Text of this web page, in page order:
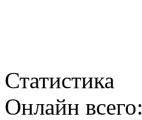
Статистика
Онлайн всего: